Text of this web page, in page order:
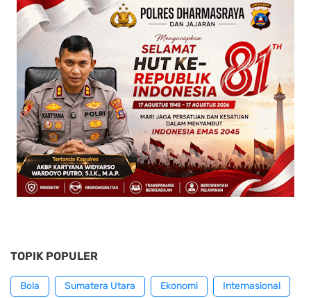
TOPIK POPULER
Bola Sumatera Utara Ekonomi Internasional